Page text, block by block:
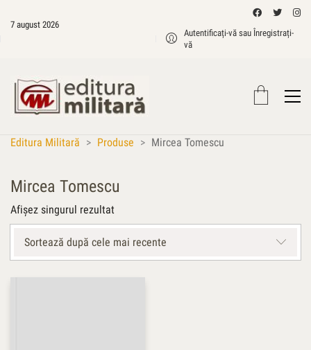
7 august 2026
Autentificați-vă sau Înregistrați-
vă
Editura Militară > Produse > Mircea Tomescu
Mircea Tomescu
Afișez singurul rezultat
Sortează după cele mai recente